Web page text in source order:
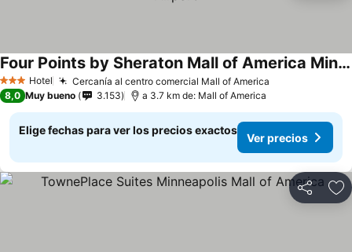
3 Estrellas
Hotel Cercanía al centro comercial Mall of America
Four Points by Sheraton Mall of America Minneapolis Airport
8,0 Muy bueno 3.153 a 3.7 km de: Mall of America
Elige fechas para ver los precios exactos
Ver precios
Compartir